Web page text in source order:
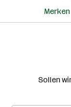
Merken
Sollen